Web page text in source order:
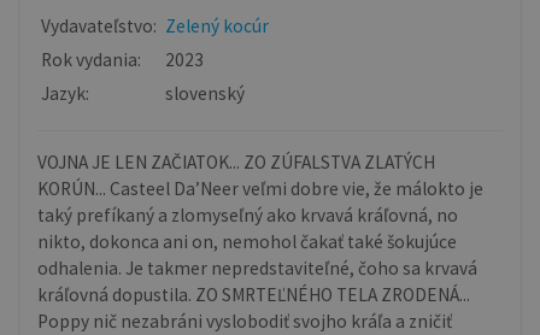
Vydavateľstvo: Zelený kocúr
Rok vydania:
2023
Jazyk:
slovenský
VOJNA JE LEN ZAČIATOK... ZO ZÚFALSTVA ZLATÝCH
KORÚN... Casteel Da’Neer veľmi dobre vie, že málokto je
taký prefíkaný a zlomyseľný ako krvavá kráľovná, no
nikto, dokonca ani on, nemohol čakať také šokujúce
odhalenia. Je takmer nepredstaviteľné, čoho sa krvavá
kráľovná dopustila. ZO SMRTEĽNÉHO TELA ZRODENÁ...
Poppy nič nezabráni vyslobodiť svojho kráľa a zničiť